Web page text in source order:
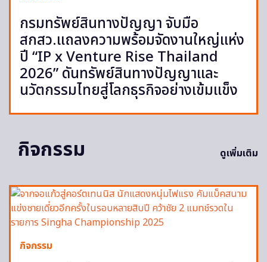
กรมทรัพย์สินทางปัญญา จับมือ
สกสว.แถลงความพร้อมจัดงานใหญ่แห่ง
ปี “IP x Venture Rise Thailand
2026” ดันทรัพย์สินทางปัญญาและ
นวัตกรรมไทยสู่โลกธุรกิจอย่างเข้มแข็ง
กิจกรรม ดูเพิ่มเติม
กิจกรรม